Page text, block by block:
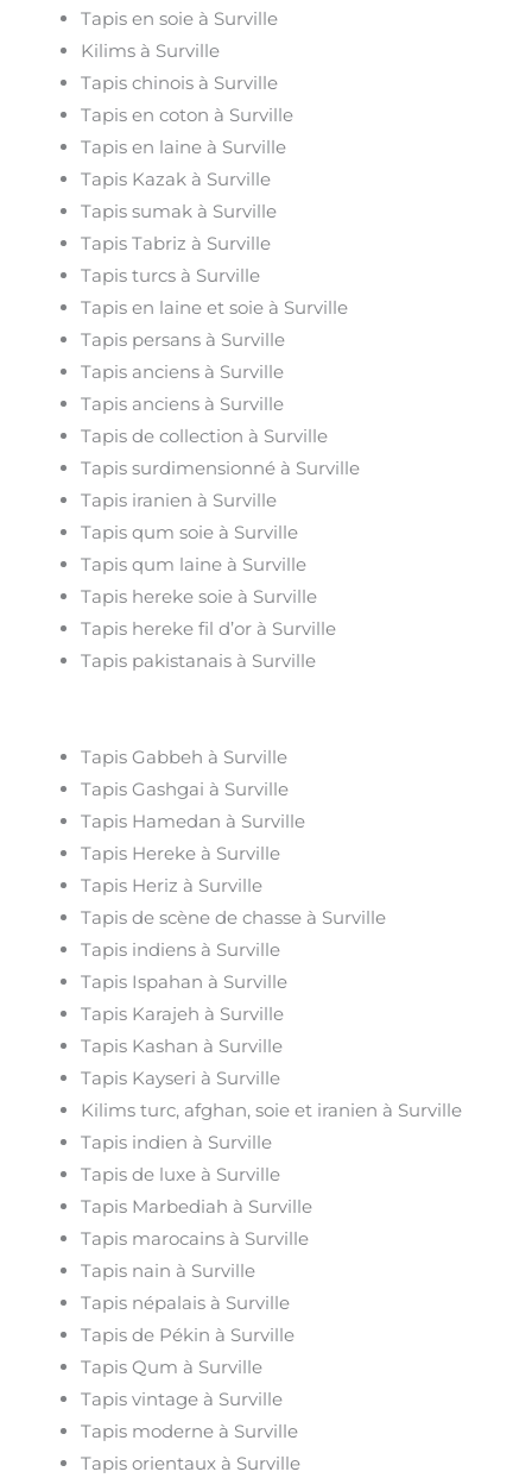
Tapis en soie à Surville
Kilims à Surville
Tapis chinois à Surville
Tapis en coton à Surville
Tapis en laine à Surville
Tapis Kazak à Surville
Tapis sumak à Surville
Tapis Tabriz à Surville
Tapis turcs à Surville
Tapis en laine et soie à Surville
Tapis persans à Surville
Tapis anciens à Surville
Tapis anciens à Surville
Tapis de collection à Surville
Tapis surdimensionné à Surville
Tapis iranien à Surville
Tapis qum soie à Surville
Tapis qum laine à Surville
Tapis hereke soie à Surville
Tapis hereke fil d’or à Surville
Tapis pakistanais à Surville
Tapis Gabbeh à Surville
Tapis Gashgai à Surville
Tapis Hamedan à Surville
Tapis Hereke à Surville
Tapis Heriz à Surville
Tapis de scène de chasse à Surville
Tapis indiens à Surville
Tapis Ispahan à Surville
Tapis Karajeh à Surville
Tapis Kashan à Surville
Tapis Kayseri à Surville
Kilims turc, afghan, soie et iranien à Surville
Tapis indien à Surville
Tapis de luxe à Surville
Tapis Marbediah à Surville
Tapis marocains à Surville
Tapis nain à Surville
Tapis népalais à Surville
Tapis de Pékin à Surville
Tapis Qum à Surville
Tapis vintage à Surville
Tapis moderne à Surville
Tapis orientaux à Surville